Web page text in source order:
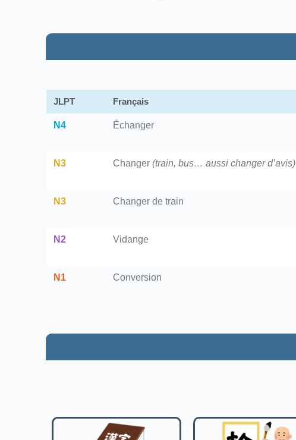
JLPT Français
N4 Échanger
N3 Changer (train, bus… aussi changer d’avis)
N3 Changer de train
N2 Vidange
N1 Conversion